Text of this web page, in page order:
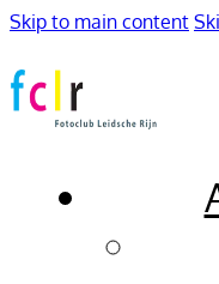
Skip to main content